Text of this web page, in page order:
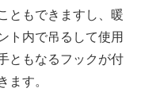
ともできますし、暖
ト内で吊るして使用
ともなるフックが付
ます。